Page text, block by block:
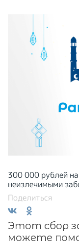
300 000 рублей
неизлечимыми
Поделиться
Этот сбор
можете